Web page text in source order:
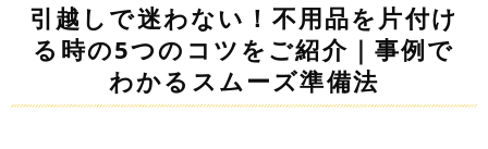
引越しで迷わない！不用品を片付け
る時の5つのコツをご紹介｜事例で
わかるスムーズ準備法